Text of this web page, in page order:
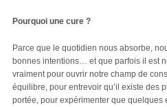
Pourquoi une cure ?
Parce que le quotidien nous absorbe,
bonnes intentions… et que parfois il est
vraiment pour ouvrir notre champ de
équilibre, pour entrevoir qu’il existe des
portée, pour expérimenter que quelques